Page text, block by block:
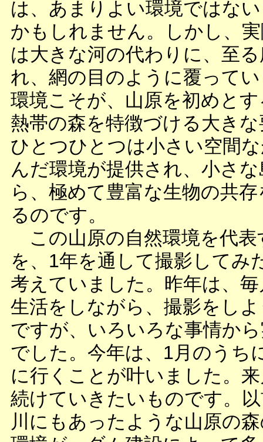
は、あまりよい環境ではな
かもしれません。しかし、
は大きな河の代わりに、至
れ、網の目のように覆って
環境こそが、山原を初めと
熱帯の森を特徴づける大き
ひとつひとつは小さい空間
んだ環境が提供され、小さ
ら、極めて豊富な生物の共
るのです。
この山原の自然環境を代表
を、1年を通して撮影してみ
考えていました。昨年は、
生活をしながら、撮影をし
ですが、いろいろな事情か
でした。今年は、1月のうち
に行くことが叶いました。
続けていきたいものです。
川にもあったような山原の